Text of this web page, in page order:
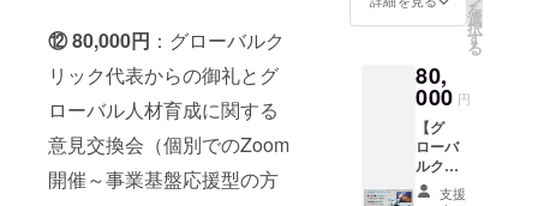
⑫ 80,000円 ：グローバルク
リック代表からの御礼とグ
ローバル人材育成に関する
意見交換会（個別でのZoom
開催～事業基盤応援型の方
ご不明
点は事
（info@
global-
click）
にお名
前を添
えてご
連絡く
ださ
用の場
合には
務局に
ご相談
くださ
い。）
期間中
に
ストを
２回受
験でき
ます
（ス
タート
時と終
合がご
TOEIC
模擬テ
スト付
きのオ
リジナ
ル学習
アレン
す。 ・
スター
ト方法
など事
務局か
らサ
ポート
TOEIC
スコア
を短期
間で
アップ
したい
方 ・英
◆英語
初級者
未経験
OK）か
ら中級
者
（TOEI
C800レ
ベル、
を
選
択
す
る
80,
000 円
【グ
ローバ
ルク
リッ支援